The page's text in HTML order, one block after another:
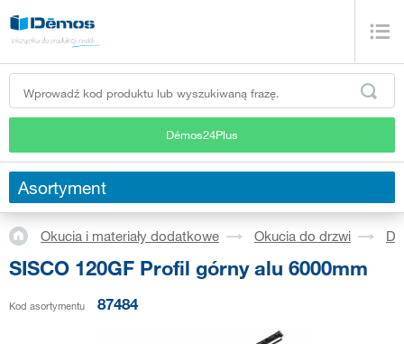
Démos24Plus
Asortyment
Okucia i materiały dodatkowe Okucia do drzwi
SISCO 120GF Profil górny alu 6000mm
Kod asortymentu 87484